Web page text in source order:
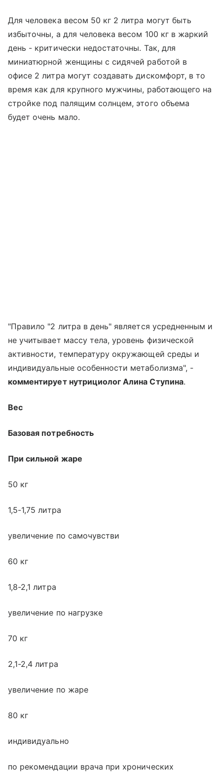
Для человека весом 50 кг 2 литра могут быть
избыточны, а для человека весом 100 кг в жаркий
день - критически недостаточны. Так, для
миниатюрной женщины с сидячей работой в
офисе 2 литра могут создавать дискомфорт, в то
время как для крупного мужчины, работающего на
стройке под палящим солнцем, этого объема
будет очень мало.
"Правило "2 литра в день" является усредненным и
не учитывает массу тела, уровень физической
активности, температуру окружающей среды и
индивидуальные особенности метаболизма", -
комментирует нутрициолог Алина Ступина.
Вес
Базовая потребность
При сильной жаре
50 кг
1,5-1,75 литра
увеличение по самочувстви
60 кг
1,8-2,1 литра
увеличение по нагрузке
70 кг
2,1-2,4 литра
увеличение по жаре
80 кг
индивидуально
по рекомендации врача при хронических